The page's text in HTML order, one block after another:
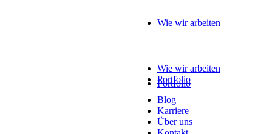
Wie wir arbeiten
Portfolio
Wie wir arbeiten
Portfolio
Blog
Karriere
Über uns